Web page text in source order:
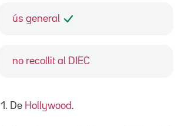
ús general
no recollit al DIEC
1. De Hollywood.